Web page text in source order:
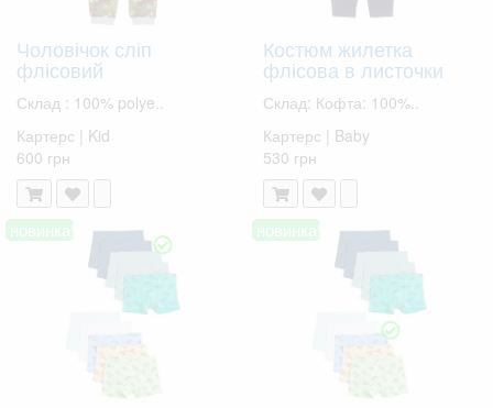
Чоловічок сліп
флісовий
Склад : 100% polye..
Картерс | Kid
600 грн
Костюм жилетка
флісова в листочки
Склад: Кофта: 100%..
Картерс | Baby
530 грн
новинка! новинка!